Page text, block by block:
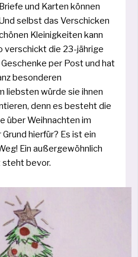
und Karten kön­nen
selbst das Verschicken
Kleinigkeiten kann
ver­schickt die 23-jäh­ri­ge
per Post und hat
beson­de­ren
liebs­ten wür­de sie ihnen
denn es besteht die
über Weihnachten im
hier­für? Es ist ein
Ein außer­ge­wöhn­lich
bevor.